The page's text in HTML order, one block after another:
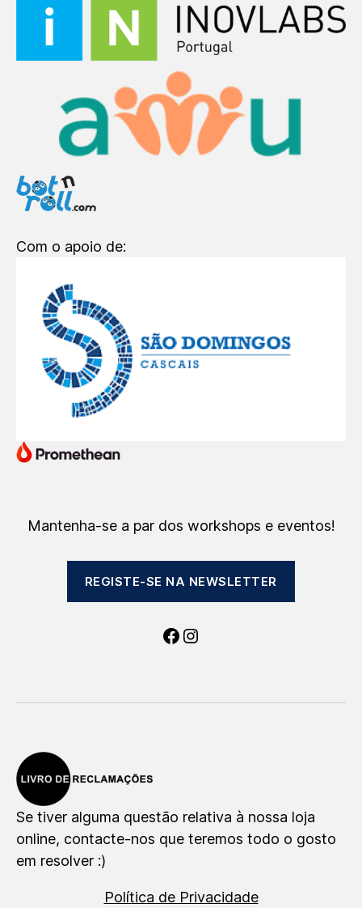
Com o apoio de:
Mantenha-se a par dos workshops e eventos!
REGISTE-SE NA NEWSLETTER
Facebook
Instagram
Se tiver alguma questão relativa à nossa loja
online, contacte-nos que teremos todo o gosto
em resolver :)
Política de Privacidade